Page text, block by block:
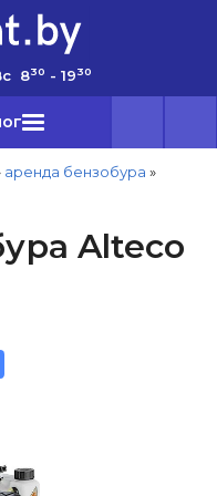
830 - 1930
аренда бензобура »
Alteco